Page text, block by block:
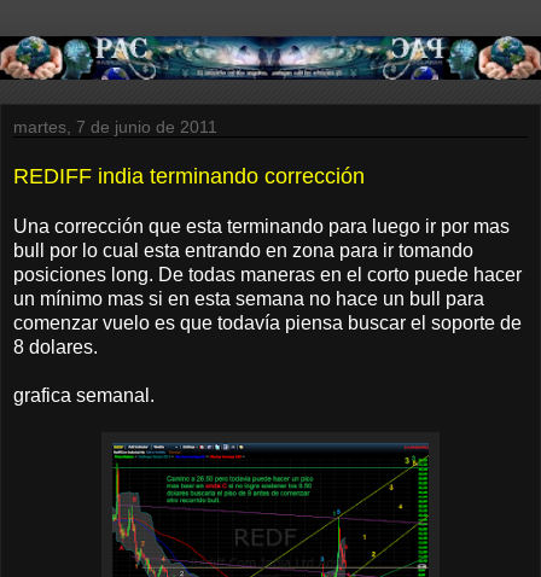
martes, 7 de junio de 2011
REDIFF india terminando corrección
Una corrección que esta terminando para luego ir por mas
bull por lo cual esta entrando en zona para ir tomando
posiciones long. De todas maneras en el corto puede hacer
un mínimo mas si en esta semana no hace un bull para
comenzar vuelo es que todavía piensa buscar el soporte de
8 dolares.
grafica semanal.